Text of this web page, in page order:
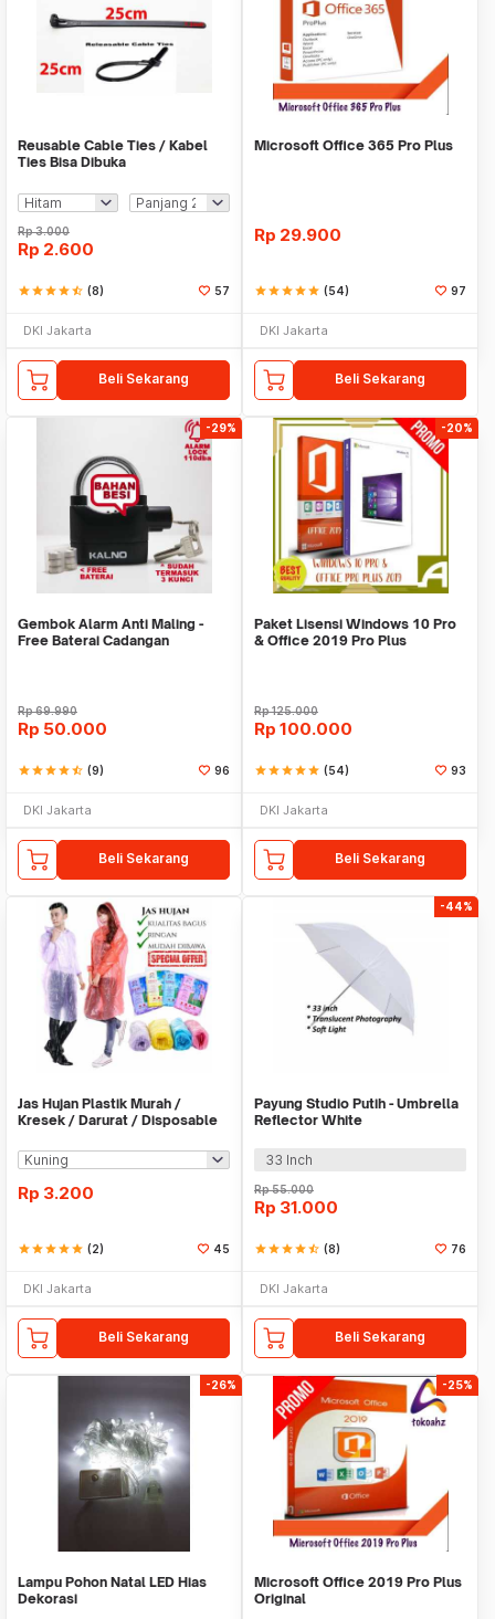
Reusable Cable Ties / Kabel
Ties Bisa Dibuka
Rp3.000
Rp 2.600
starstarstarstarstar_half (8) 57
DKI Jakarta
Beli Sekarang
Microsoft Office 365 Pro Plus
Rp 29.900
starstarstarstarstar (54) 97
DKI Jakarta
Beli Sekarang
-29%
Gembok Alarm Anti Maling -
Free Baterai Cadangan
Rp69.990
Rp 50.000
starstarstarstarstar_half (9) 96
DKI Jakarta
Beli Sekarang
-20%
Paket Lisensi Windows 10 Pro
& Office 2019 Pro Plus
Rp125.000
Rp 100.000
starstarstarstarstar (54) 93
DKI Jakarta
Beli Sekarang
Jas Hujan Plastik Murah /
Kresek / Darurat / Disposable
Rp 3.200
starstarstarstarstar (2) 45
DKI Jakarta
Beli Sekarang
-44%
Payung Studio Putih - Umbrella
Reflector White
33 Inch
Rp55.000
Rp 31.000
starstarstarstarstar_half (8) 76
DKI Jakarta
Beli Sekarang
-26%
Lampu Pohon Natal LED Hias
Dekorasi
-25%
Microsoft Office 2019 Pro Plus
Original